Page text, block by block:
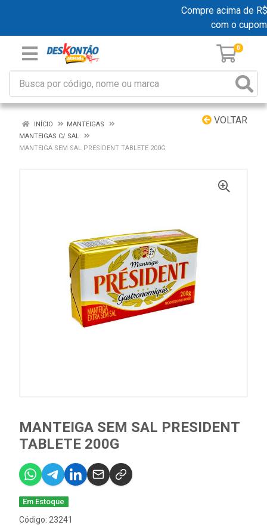
Compre acima de
com o cupom
0
VOLTAR
INÍCIO
MANTEIGAS
MANTEIGAS C/ SAL
MANTEIGA SEM SAL PRESIDENT TABLETE 200G
MANTEIGA SEM SAL PRESIDENT
TABLETE 200G
Em Estoque
Código: 23241